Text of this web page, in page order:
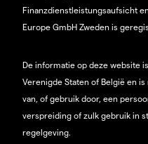
Finanzdienstleistungsaufsicht
Europe GmbH Zweden is
De informatie op deze website
Verenigde Staten of België en
van, of gebruik door, een
verspreiding of zulk gebruik in
regelgeving.